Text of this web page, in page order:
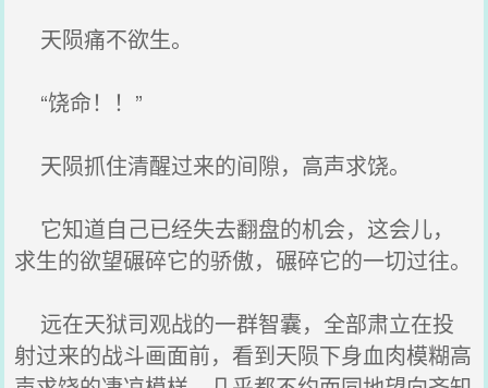
天陨痛不欲生。
“饶命！！”
天陨抓住清醒过来的间隙，高声求饶。
它知道自己已经失去翻盘的机会，这会儿，
求生的欲望碾碎它的骄傲，碾碎它的一切过往。
远在天狱司观战的一群智囊，全部肃立在投
射过来的战斗画面前，看到天陨下身血肉模糊高